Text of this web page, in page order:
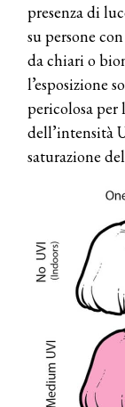
presenza di
su persone
da chiari o
l’esposizione
pericolosa per
dell’intensità
saturazione
COSMOPROF